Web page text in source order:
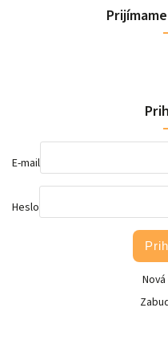
E-mail
Heslo